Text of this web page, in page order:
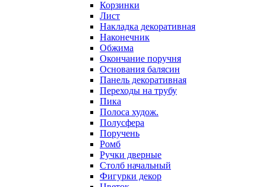
Корзинки
Лист
Накладка декоративная
Наконечник
Обжима
Окончание поручня
Основания балясин
Панель декоративная
Переходы на трубу
Пика
Полоса худож.
Полусфера
Поручень
Ромб
Ручки дверные
Столб начальный
Фигурки декор